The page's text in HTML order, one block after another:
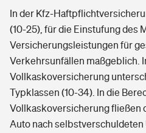
In der Kfz-
(10-25), für die Einstufung des
Versicherungsleistungen für
Verkehrsunfällen maßgeblich.
Vollkaskoversicherung
Typklassen (10-34). In die
Vollkaskoversicherung fließen
Auto nach selbstverschuldeten